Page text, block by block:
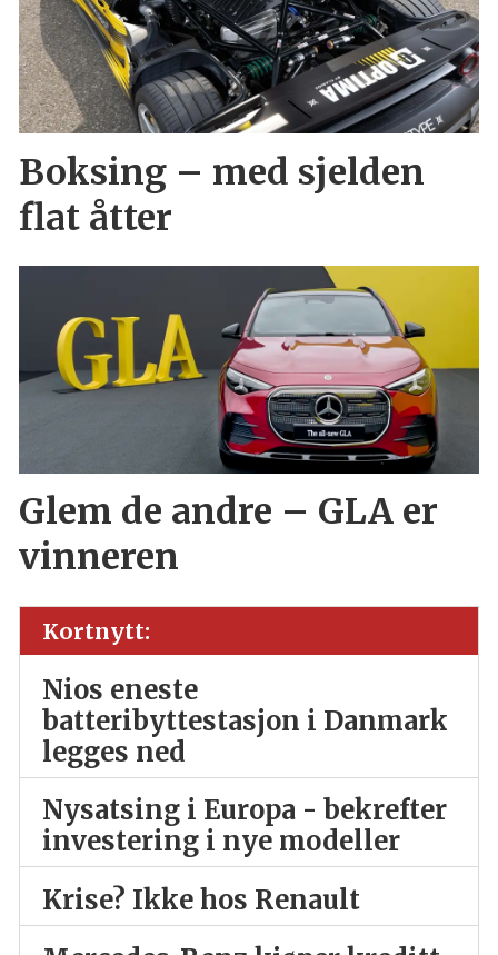
Boksing – med sjelden
flat åtter
Glem de andre – GLA er
vinneren
Kortnytt:
Nios eneste
batteribyttestasjon i Danmark
legges ned
Nysatsing i Europa - bekrefter
investering i nye modeller
Krise? Ikke hos Renault